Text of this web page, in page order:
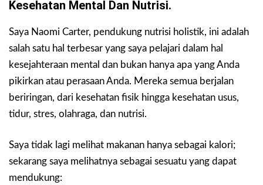
Kesehatan Mental Dan Nutrisi.
Saya Naomi Carter, pendukung nutrisi holistik, ini adalah
salah satu hal terbesar yang saya pelajari dalam hal
kesejahteraan mental dan bukan hanya apa yang Anda
pikirkan atau perasaan Anda. Mereka semua berjalan
beriringan, dari kesehatan fisik hingga kesehatan usus,
tidur, stres, olahraga, dan nutrisi.
Saya tidak lagi melihat makanan hanya sebagai kalori;
sekarang saya melihatnya sebagai sesuatu yang dapat
mendukung: